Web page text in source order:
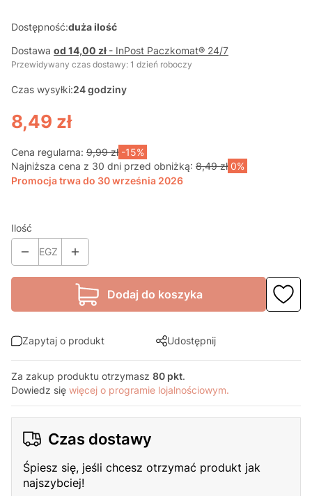
Dostępność:duża ilość
Dostawa od 14,00 zł - InPost Paczkomat® 24/7
Przewidywany czas dostawy: 1 dzień roboczy
Czas wysyłki:24 godziny
8,49 zł
Cena regularna: 9,99 zł -15%
Najniższa cena z 30 dni przed obniżką: 8,49 zł 0%
Promocja trwa do 30 września 2026
Ilość
EGZ
Dodaj do koszyka
Zapytaj o produkt Udostępnij
Za zakup produktu otrzymasz 80 pkt.
Dowiedz się więcej o programie lojalnościowym.
Czas dostawy
Śpiesz się, jeśli chcesz otrzymać produkt jak
najszybciej!